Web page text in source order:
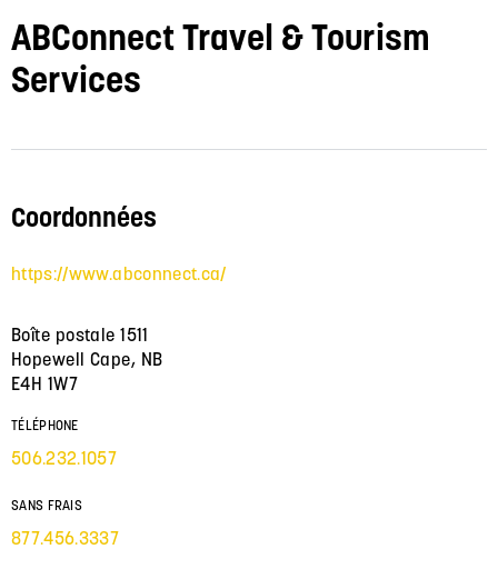
ABConnect Travel & Tourism
Services
Coordonnées
https://www.abconnect.ca/
Boîte postale 1511
Hopewell Cape, NB
E4H 1W7
TÉLÉPHONE
506.232.1057
SANS FRAIS
877.456.3337